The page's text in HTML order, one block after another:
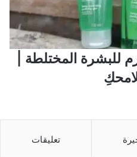
للبشرة المختلطة |
تعليقات